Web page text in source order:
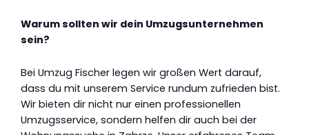
Warum sollten wir dein Umzugsunternehmen
sein?
Bei Umzug Fischer legen wir großen Wert darauf,
dass du mit unserem Service rundum zufrieden bist.
Wir bieten dir nicht nur einen professionellen
Umzugsservice, sondern helfen dir auch bei der